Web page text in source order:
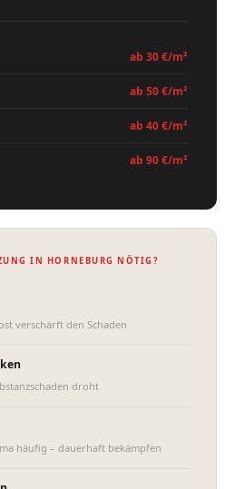
ab 30 €/m²
ab 50 €/m²
ab 40 €/m²
ab 90 €/m²
IN HORNEBURG NÖTIG?
verschärft den Schaden
droht
häufig – dauerhaft bekämpfen